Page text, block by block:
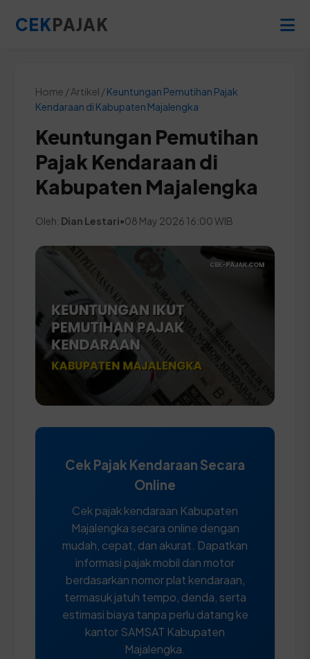
CEKPAJAK
Home / Artikel /Keuntungan Pemutihan Pajak
Kendaraan di Kabupaten Majalengka
Keuntungan Pemutihan
Pajak Kendaraan di
Kabupaten Majalengka
Oleh: Dian Lestari•08 May 2026 16:00 WIB
Cek Pajak Kendaraan Secara
Online
Cek pajak kendaraan Kabupaten
Majalengka secara online dengan
mudah, cepat, dan akurat. Dapatkan
informasi pajak mobil dan motor
berdasarkan nomor plat kendaraan,
termasuk jatuh tempo, denda, serta
estimasi biaya tanpa perlu datang ke
kantor SAMSAT Kabupaten
Majalengka.